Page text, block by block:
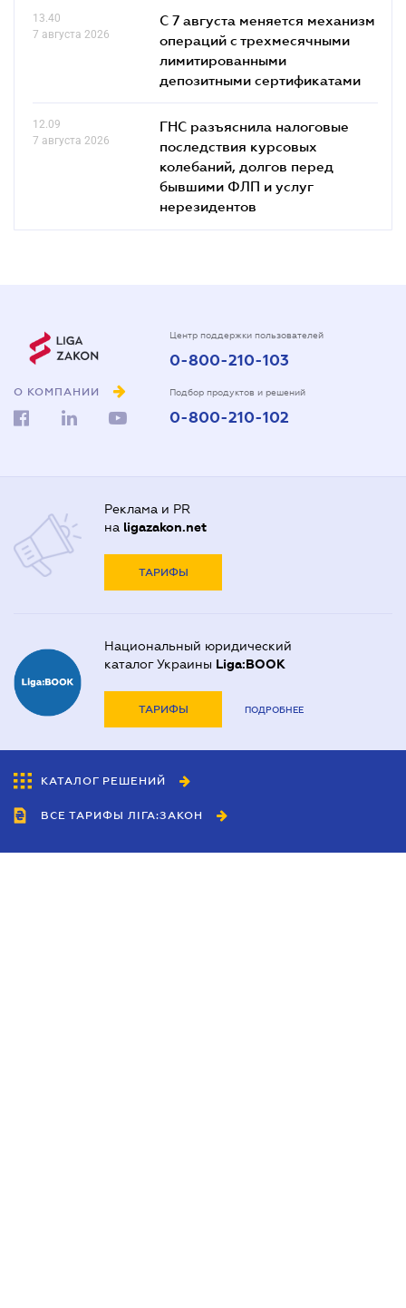
13.40
7 августа 2026
С 7 августа меняется механизм
операций с трехмесячными
лимитированными
депозитными сертификатами
12.09
7 августа 2026
ГНС разъяснила налоговые
последствия курсовых
колебаний, долгов перед
бывшими ФЛП и услуг
нерезидентов
О КОМПАНИИ
Центр поддержки пользователей
0-800-210-103
Подбор продуктов и решений
0-800-210-102
Реклама и PR
на ligazakon.net
ТАРИФЫ
Национальный юридический
каталог Украины Liga:BOOK
ТАРИФЫ ПОДРОБНЕЕ
КАТАЛОГ РЕШЕНИЙ
ВСЕ ТАРИФЫ ЛІГА:ЗАКОН